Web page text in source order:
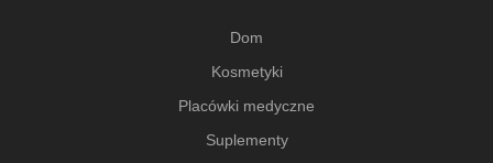
Dom
Kosmetyki
Placówki medyczne
Suplementy